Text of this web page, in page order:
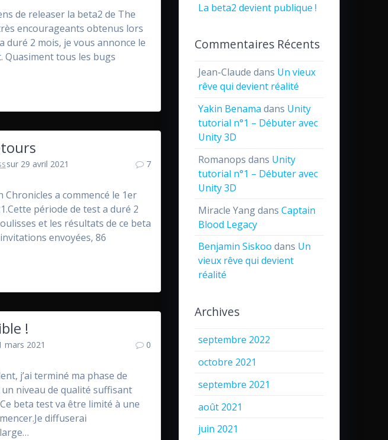
de releaser la beta2 de The
encourageants obtenus lors
duré 2 mois, je vous annonce le
Quasiment tous les bugs
sur 29 avril 2021 7
a commencé le 1er
période de test a duré 2
et les résultats de ce beta
envoyées, 86
!
mars 2021 0
j’ai terminé ma phase de
niveau de qualité suffisant
beta test va être limité à une
diffuserai
La beta2 devient publique !
Commentaires Récents
Jean-Claude dans Un vieux
rêve qui devient réalité
Yakin Benama dans Unity
tutorial n°1 – Débuter avec
Unity 3D
Romanops dans Unity
tutorial n°1 – Débuter avec
Unity 3D
Miracle YangdansCaptain
Blood Legacy
Benjamin Siskoo dans Un
vieux rêve qui devient
réalité
Archives
septembre 2022
octobre 2021
septembre 2021
août 2021
juin 2021